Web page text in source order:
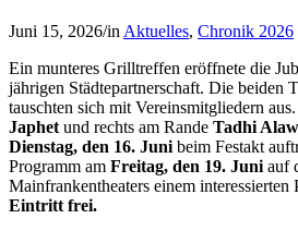
Juni 15, 2026/in Aktuelles, Chronik 2026
Ein munteres Grilltreffen eröffnete die
jährigen Städtepartnerschaft. Die beiden
tauschten sich mit Vereinsmitgliedern
Japhet und rechts am Rande Tadhi
Dienstag, den 16. Juni beim Festakt
Programm am Freitag, den 19. Juni auf
Mainfrankentheaters einem
Eintritt frei.